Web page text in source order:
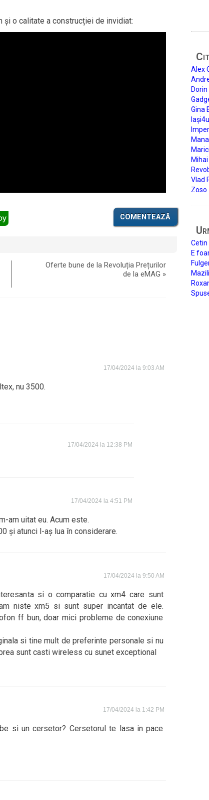
și o calitate a construcției de invidiat:
COMENTEAZĂ
Oferte bune de la Revoluția Prețurilor
de la eMAG »
17/04/2024 la 9:03 AM
nu 3500.
17/04/2024 la 12:38 PM
17/04/2024 la 4:51 PM
am uitat eu. Acum este.
și atunci l-aș lua în considerare.
17/04/2024 la 9:50 AM
si o comparatie cu xm4 care sunt
niste xm5 si sunt super incantat de ele.
ff bun, doar mici probleme de conexiune
si tine mult de preferinte personale si nu
sunt casti wireless cu sunet exceptional
17/04/2024 la 1:42 PM
si un cersetor? Cersetorul te lasa in pace
Alex
Gina
Iași4u
Vlad
Zoso
Cetin
E